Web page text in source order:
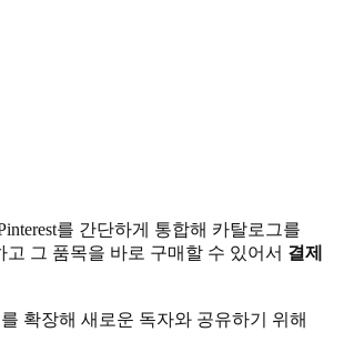
를 간단하게 통합해 카탈로그를
고 그 품목을 바로 구매할 수 있어서 결제
확장해 새로운 독자와 공유하기 위해